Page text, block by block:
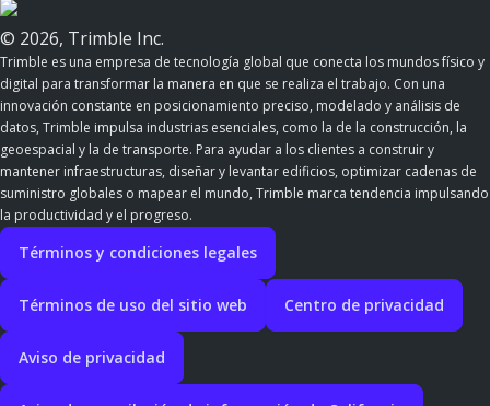
© 2026, Trimble Inc.
Trimble es una empresa de tecnología global que conecta los mundos físico y
digital para transformar la manera en que se realiza el trabajo. Con una
innovación constante en posicionamiento preciso, modelado y análisis de
datos, Trimble impulsa industrias esenciales, como la de la construcción, la
geoespacial y la de transporte. Para ayudar a los clientes a construir y
mantener infraestructuras, diseñar y levantar edificios, optimizar cadenas de
suministro globales o mapear el mundo, Trimble marca tendencia impulsando
la productividad y el progreso.
Términos y condiciones legales
Términos de uso del sitio web Centro de privacidad
Aviso de privacidad